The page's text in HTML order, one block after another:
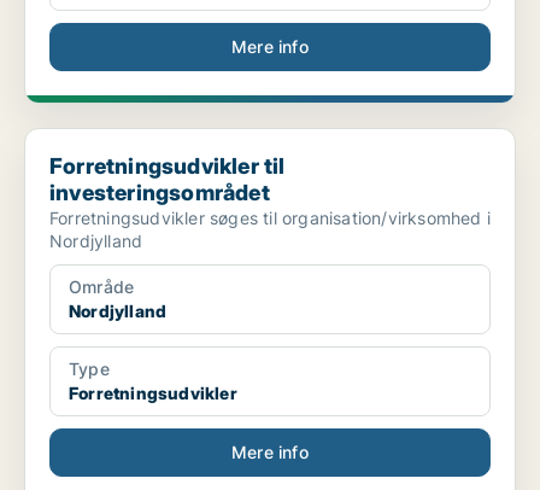
Mere info
Forretningsudvikler til investeringsområdet
Forretningsudvikler til
investeringsområdet
Forretningsudvikler søges til organisation/virksomhed i
Nordjylland
Område
Nordjylland
Type
Forretningsudvikler
Mere info